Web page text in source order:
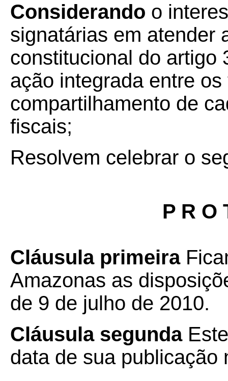
Considerando o
signatárias em atender
constitucional do artigo
ação integrada entre
compartilhamento de
fiscais;
Resolvem celebrar o
P R O
Cláusula primeira
Amazonas as
de 9 de julho de 2010.
Cláusula segunda
data de sua publicação